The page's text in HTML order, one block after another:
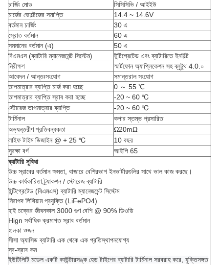
চার্জিং মোড
সিসিসিভি / আইইউ
চার্জের ভোল্টেজের সমাপ্তি
14.4 ~ 14.6V
বর্তমান চার্জিং
30 এ
স্রোত বর্তমান
60 এ
সমমানের বর্তমান (এ)
50 এ
বিএমএস (ব্যাটারি ম্যানেজমেন্ট সিস্টেম)
ইন্টিগ্রেটেড এবং ব্যাটারিতে ইনবিল্ট
নিরীক্ষণ
স্মার্টফোন অ্যাপ্লিকেশন সহ ব্লুটুথ 4.0.০
আবেদন / আন্তঃসংযোগ
সমান্তরাল সংযোগ
তাপমাত্রার ব্যাপ্তি চার্জ করা হচ্ছে
0 ～ 55 ℃
তাপমাত্রার ব্যাপ্তি স্রাব করা হচ্ছে
-20 ~ 60 ℃
স্টোরেজ তাপমাত্রার ব্যাপ্তি
-20 ~ 60 ℃
টার্মিনাল
কপার স্তম্ভ প্রসারিত
অভ্যন্তরীণ প্রতিবন্ধকতা
Ω20mΩ
লাইফ টাইম ডিজাইন @ + 25 ℃
10 বছর
সুরক্ষা বর্গ
আইপি 65
ব্যাটারি সুবিধা
উচ্চ স্রাবের বর্তমান ক্ষমতা, বাজারে বেশিরভাগ ইনভার্টারগুলির সাথে ভাল কাজ করছে।
উচ্চ কার্যকারিতা ট্র্যাকশন / স্টোরেজ ব্যাটারি
ইন্টিগ্রেটেড (বিএমএস) ব্যাটারি ম্যানেজমেন্ট সিস্টেম
নিরাপদ লিথিয়াম প্রযুক্তি (LiFePO4)
হাই চক্রের জীবনকাল 3000 গুণ বেশি @ 90% ডিওডি
Hign সর্বাধিক ক্রমাগত স্রাব বর্তমান
হালকা ওজন
সীসা অ্যাসিড ব্যাটারি এক থেকে এক প্রতিস্থাপনযোগ্য
স্ব-স্রাব কম
ইউটিলিটি মডেল একটি কাউন্টারসঙ্ক হেড টাইপের ব্যাটারি টার্মিনাল সরবরাহ করে, যুক্তিসঙ্গত